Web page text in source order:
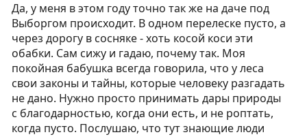
Да, у меня в этом году точно так же на даче под
Выборгом происходит. В одном перелеске пусто, а
через дорогу в сосняке - хоть косой коси эти
обабки. Сам сижу и гадаю, почему так. Моя
покойная бабушка всегда говорила, что у леса
свои законы и тайны, которые человеку разгадать
не дано. Нужно просто принимать дары природы
с благодарностью, когда они есть, и не роптать,
когда пусто. Послушаю, что тут знающие люди